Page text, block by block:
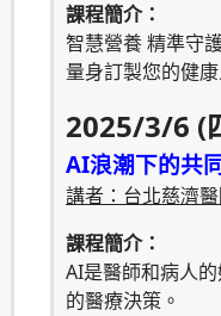
課程簡介：
智慧營養 精準守
量身訂製您的健
2025/3/6 (
AI浪潮下的共
講者：台北慈濟
課程簡介：
AI是醫師和病人
的醫療決策。